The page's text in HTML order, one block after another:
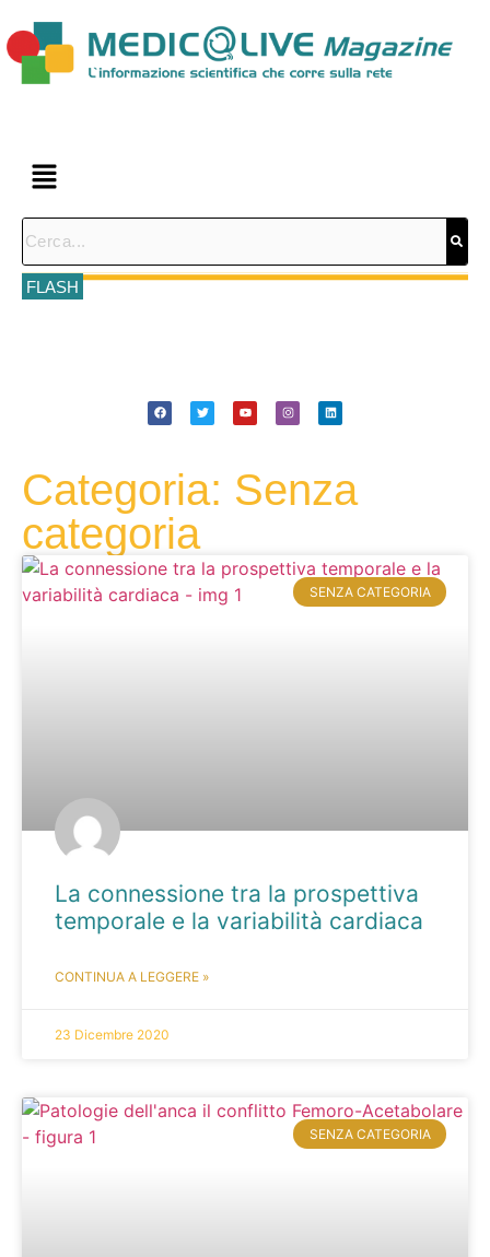
FLASH
Categoria: Senza
categoria
SENZA CATEGORIA
La connessione tra la prospettiva
temporale e la variabilità cardiaca
CONTINUA A LEGGERE »
23 Dicembre 2020
SENZA CATEGORIA